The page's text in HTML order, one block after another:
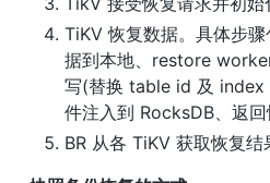
TiKV 恢复数据。具体步
据到本地、restore
写(替换 table id 及 index
件注入到 RocksDB、返回
BR 从各 TiKV 获取恢复结